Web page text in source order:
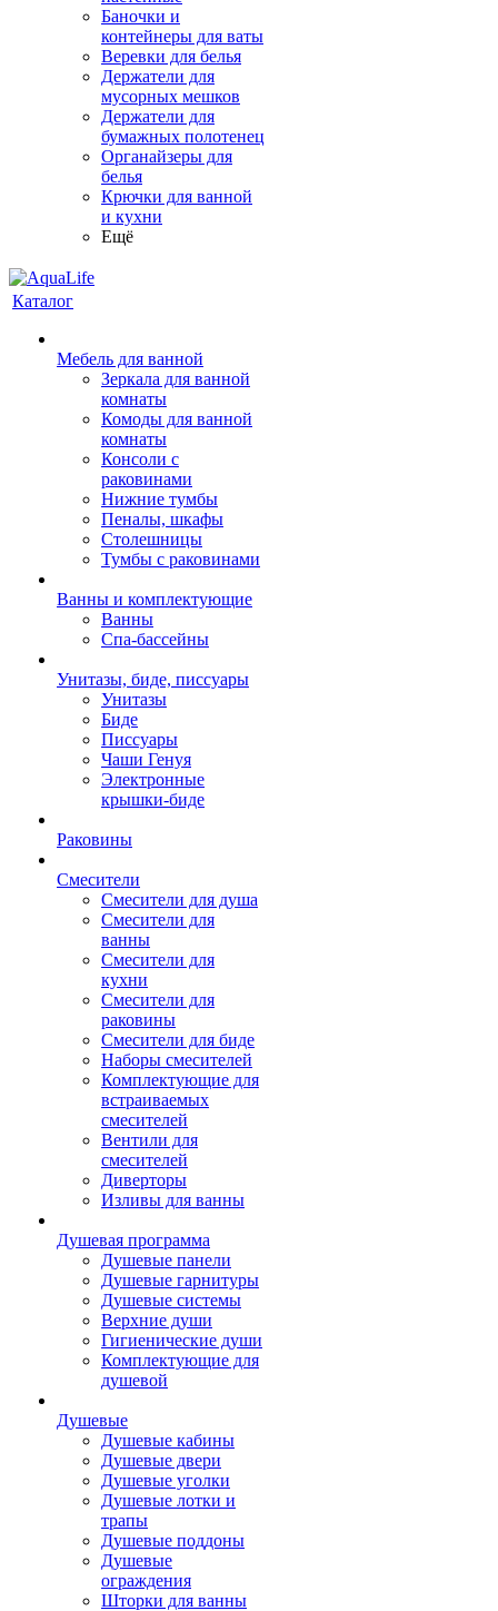
Баночки и
контейнеры для ваты
Веревки для белья
Держатели для
мусорных мешков
Держатели для
бумажных полотенец
Органайзеры для
белья
Крючки для ванной
и кухни
Ещё
Каталог
Мебель для ванной
Зеркала для ванной
комнаты
Комоды для ванной
комнаты
Консоли с
раковинами
Нижние тумбы
Пеналы, шкафы
Столешницы
Тумбы с раковинами
Ванны и комплектующие
Ванны
Спа-бассейны
Унитазы, биде, писсуары
Унитазы
Биде
Писсуары
Чаши Генуя
Электронные
крышки-биде
Раковины
Смесители
Смесители для душа
Смесители для
ванны
Смесители для
кухни
Смесители для
раковины
Смесители для биде
Наборы смесителей
Комплектующие для
встраиваемых
смесителей
Вентили для
смесителей
Диверторы
Изливы для ванны
Душевая программа
Душевые панели
Душевые гарнитуры
Душевые системы
Верхние души
Гигиенические души
Комплектующие для
душевой
Душевые
Душевые кабины
Душевые двери
Душевые уголки
Душевые лотки и
трапы
Душевые поддоны
Душевые
ограждения
Шторки для ванны